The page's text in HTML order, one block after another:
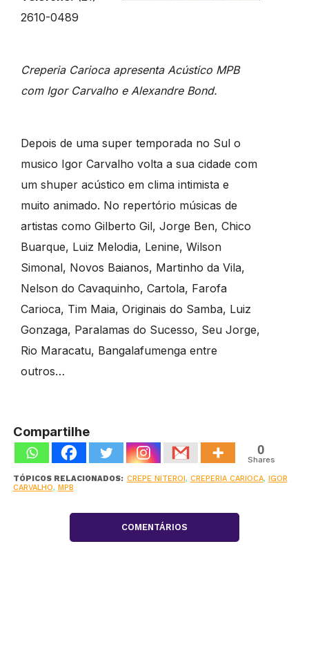
2610-0489
Creperia Carioca apresenta Acústico MPB
com Igor Carvalho e Alexandre Bond.
Depois de uma super temporada no Sul o
musico Igor Carvalho volta a sua cidade com
um shuper acústico em clima intimista e
muito animado. No repertório músicas de
artistas como Gilberto Gil, Jorge Ben, Chico
Buarque, Luiz Melodia, Lenine, Wilson
Simonal, Novos Baianos, Martinho da Vila,
Nelson do Cavaquinho, Cartola, Farofa
Carioca, Tim Maia, Originais do Samba, Luiz
Gonzaga, Paralamas do Sucesso, Seu Jorge,
Rio Maracatu, Bangalafumenga entre
outros…
Compartilhe
0
Shares
TÓPICOS RELACIONADOS: CREPE NITEROI , CREPERIA CARIOCA,
IGOR
CARVALHO, MPB
COMENTÁRIOS